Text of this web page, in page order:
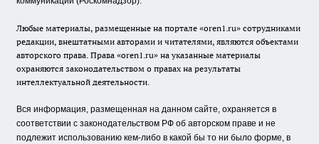
Любые материалы, размещенные на портале «oren1.ru» сотрудниками
редакции, внештатными авторами и читателями, являются объектами
авторского права. Права «oren1.ru» на указанные материалы
охраняются законодательством о правах на результаты
интеллектуальной деятельности.
Вся информация, размещенная на данном сайте, охраняется в
соответствии с законодательством РФ об авторском праве и не
подлежит использованию кем-либо в какой бы то ни было форме, в